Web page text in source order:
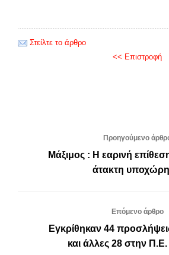
Στείλτε το άρθρο
<< Επιστροφή
Προηγούμενο
Μάξιμος : Η εαρινή
άτακτη
Επόμενο άρθρο
Εγκρίθηκαν 44
και άλλες 28 στην